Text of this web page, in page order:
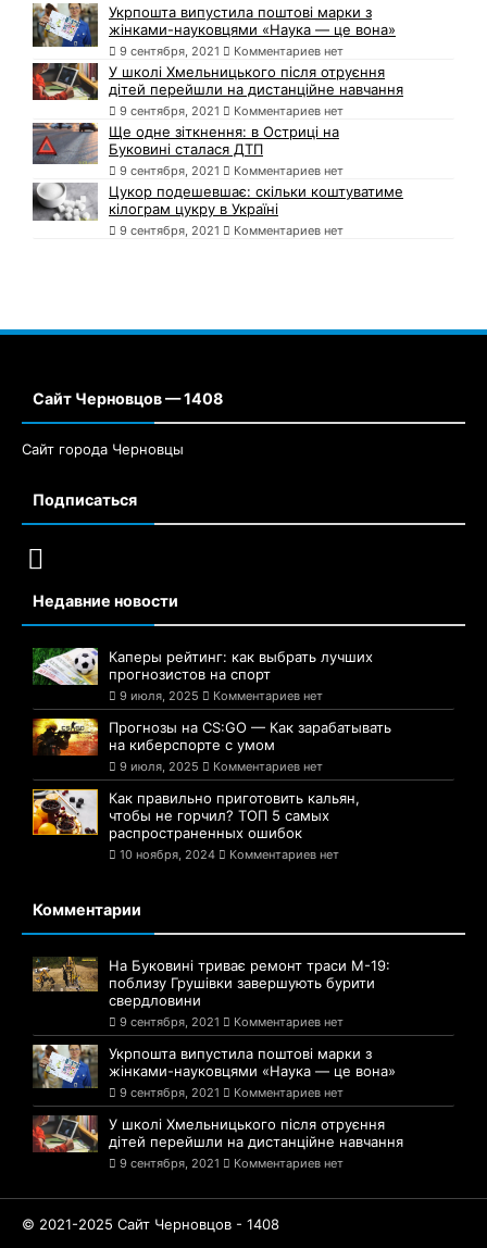
Укрпошта випустила поштові марки з
жінками-науковцями «Наука — це вона»
9 сентября, 2021 Комментариев нет
У школі Хмельницького після отруєння
дітей перейшли на дистанційне навчання
9 сентября, 2021 Комментариев нет
Ще одне зіткнення: в Остриці на
Буковині сталася ДТП
9 сентября, 2021 Комментариев нет
Цукор подешевшає: скільки коштуватиме
кілограм цукру в Україні
9 сентября, 2021 Комментариев нет
Сайт Черновцов — 1408
Сайт города Черновцы
Подписаться
Недавние новости
Каперы рейтинг: как выбрать лучших
прогнозистов на спорт
9 июля, 2025 Комментариев нет
Прогнозы на CS:GO — Как зарабатывать
на киберспорте с умом
9 июля, 2025 Комментариев нет
Как правильно приготовить кальян,
чтобы не горчил? ТОП 5 самых
распространенных ошибок
10 ноября, 2024 Комментариев нет
Комментарии
На Буковині триває ремонт траси М-19:
поблизу Грушівки завершують бурити
свердловини
9 сентября, 2021 Комментариев нет
Укрпошта випустила поштові марки з
жінками-науковцями «Наука — це вона»
9 сентября, 2021 Комментариев нет
У школі Хмельницького після отруєння
дітей перейшли на дистанційне навчання
9 сентября, 2021 Комментариев нет
© 2021-2025 Сайт Черновцов - 1408